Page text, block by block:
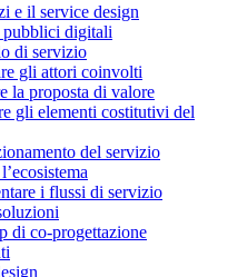
e il service design
pubblici digitali
di servizio
gli attori coinvolti
la proposta di valore
gli elementi costitutivi del
del servizio
i flussi di servizio
di co-progettazione